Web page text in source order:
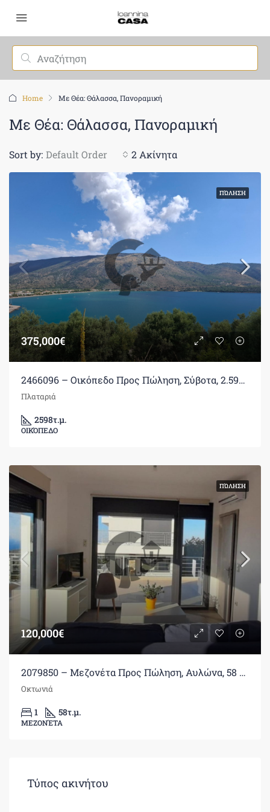
Home Με Θέα: Θάλασσα, Πανοραμική
Με Θέα: Θάλασσα, Πανοραμική
2 Ακίνητα
Sort by: Default Order
ΠΏΛΗΣΗ
375,000€
2466096 – Οικόπεδο Προς Πώληση, Σύβοτα, 2.598 τ.μ., €375.000
Πλαταριά
2598τ.μ.
ΟΙΚΌΠΕΔΟ
ΠΏΛΗΣΗ
120,000€
2079850 – Μεζονέτα Προς Πώληση, Αυλώνα, 58 τ.μ., €120.000
Οκτωνιά
1 58τ.μ.
ΜΕΖΟΝΈΤΑ
Τύπος ακινήτου